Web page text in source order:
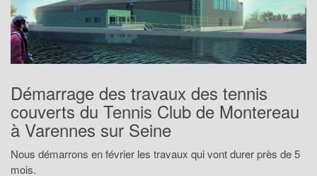
Démarrage des travaux des tennis
couverts du Tennis Club de Montereau
à Varennes sur Seine
Nous démarrons en février les travaux qui vont durer près de 5
mois.